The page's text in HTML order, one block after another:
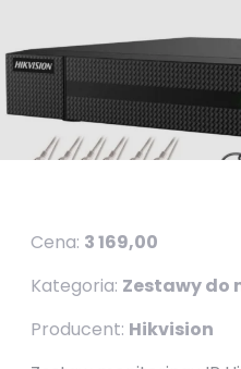
Cena: 3 169,00
Kategoria: Zestawy do
Producent: Hikvision